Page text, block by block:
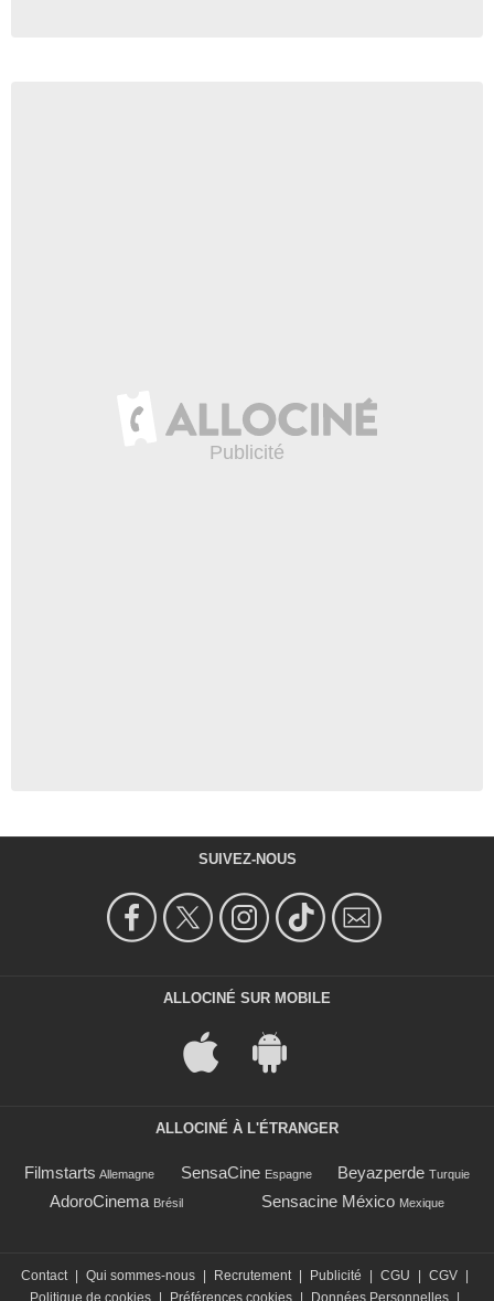
SUIVEZ-NOUS
ALLOCINÉ SUR MOBILE
ALLOCINÉ À L'ÉTRANGER
Filmstarts Allemagne SensaCine Espagne Beyazperde Turquie
AdoroCinema Brésil Sensacine México Mexique
Contact | Qui sommes-nous | Recrutement | Publicité | CGU | CGV |
Politique de cookies | Préférences cookies | Données Personnelles |